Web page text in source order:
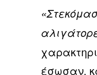
έσωσαν,